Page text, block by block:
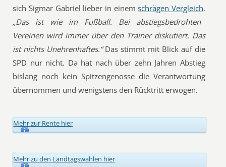
sich Sigmar Gabriel lieber in einemschrägen Vergleich.
„Das ist wie im Fußball. Bei abstiegsbedrohten
Vereinen wird immer über den Trainer diskutiert. Das
ist nichts Unehrenhaftes.“Das stimmt mit Blick auf die
SPD nur nicht. Da hat nach über zehn Jahren Abstieg
bislang noch kein Spitzengenosse die Verantwortung
übernommen und wenigstens den Rücktritt erwogen.
Mehr zur Rente hier
Mehr zu den Landtagswahlen hier